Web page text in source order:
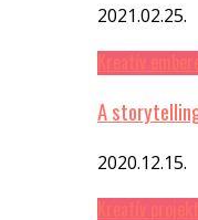
2021.02.25.
A
2020.12.15.